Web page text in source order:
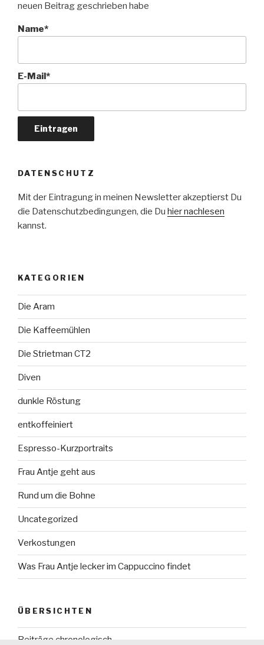
neuen Beitrag geschrieben habe
Name*
E-Mail*
DATENSCHUTZ
Mit der Eintragung in meinen Newsletter akzeptierst Du
die Datenschutzbedingungen, die Du hier nachlesen
kannst.
KATEGORIEN
Die Aram
Die Kaffeemühlen
Die Strietman CT2
Diven
dunkle Röstung
entkoffeiniert
Espresso-Kurzportraits
Frau Antje geht aus
Rund um die Bohne
Uncategorized
Verkostungen
Was Frau Antje lecker im Cappuccino findet
ÜBERSICHTEN
Beiträge chronologisch